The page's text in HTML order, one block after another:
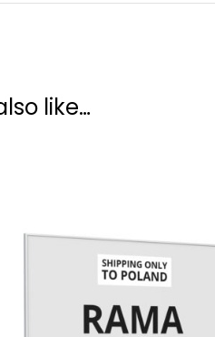
like…